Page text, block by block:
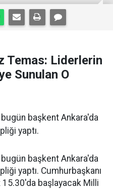
Temas: Liderlerin
Sunulan O
başkent Ankara'da
yaptı.
başkent Ankara'da
yaptı. Cumhurbaşkanı
15.30'da başlayacak Milli